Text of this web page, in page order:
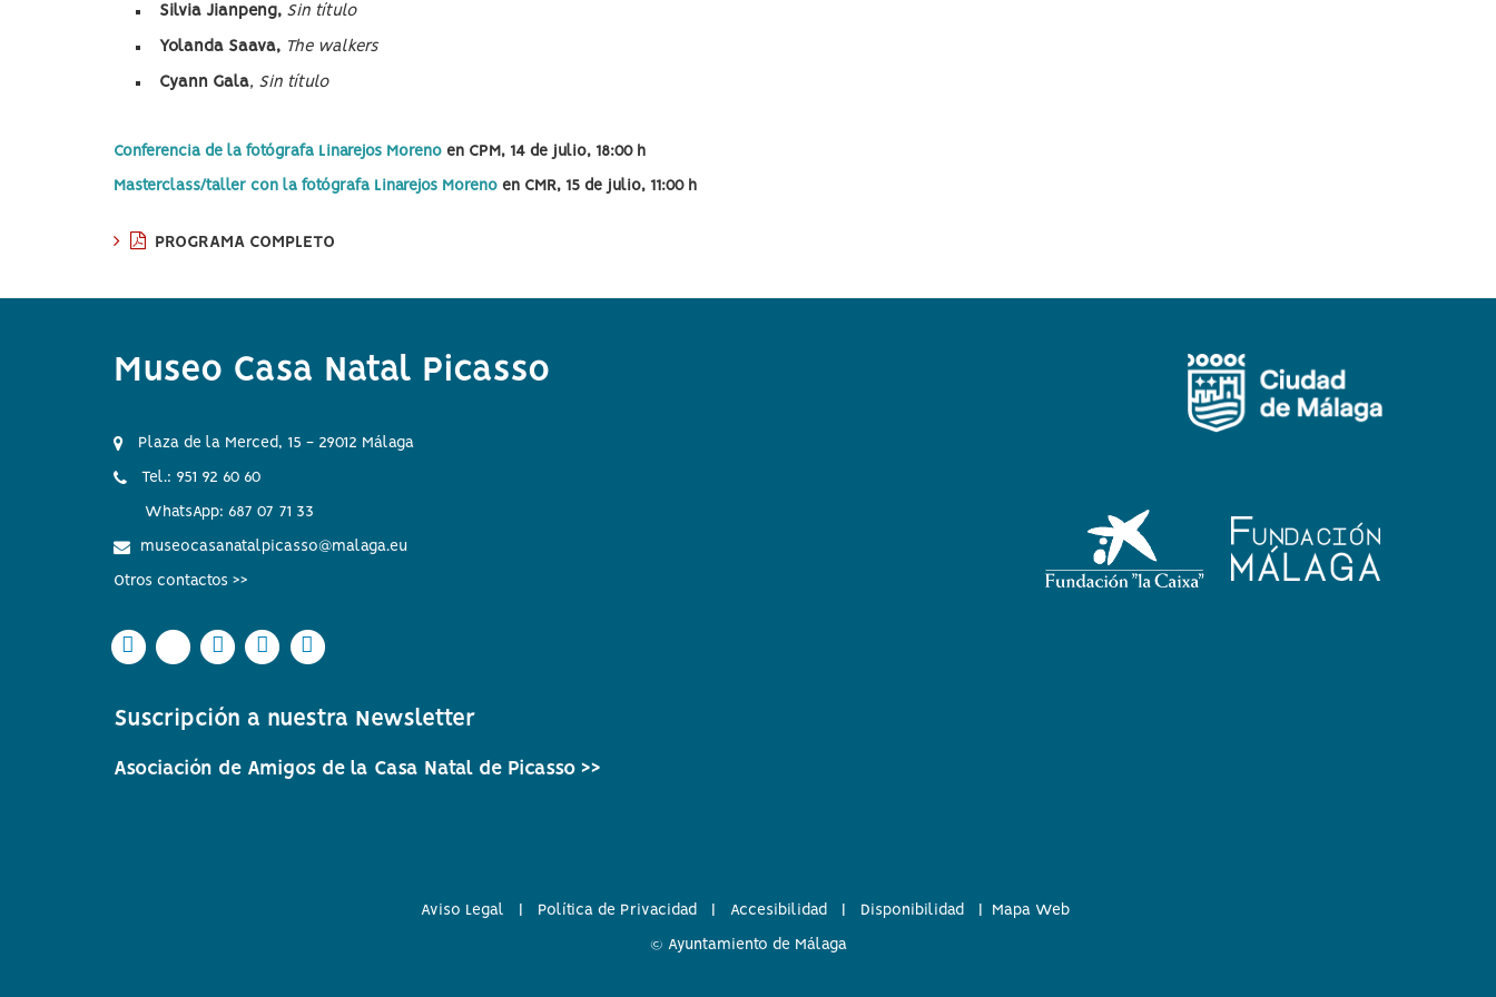
Silvia Jianpeng, Sin título
Yolanda Saava, The walkers
Cyann Gala, Sin título
Conferencia de la fotógrafa Linarejos Moreno en CPM, 14 de julio, 18:00 h
Masterclass/taller con la fotógrafa Linarejos Moreno en CMR, 15 de julio, 11:00 h
PROGRAMA COMPLETO
Museo Casa Natal Picasso
Plaza de la Merced, 15 - 29012 Málaga
Tel.: 951 92 60 60
WhatsApp: 687 07 71 33
museocasanatalpicasso@malaga.eu
Otros contactos >>
Icono
Icono
facebook
Icono
Icono
twitter
Icono
Icono
Instagram
Icono
Icono
Whatsapp
Icono
Icono
Youtube
Suscripción a nuestra Newsletter
Asociación de Amigos de la Casa Natal de Picasso >>
Aviso Legal Política de Privacidad Accesibilidad Disponibilidad Mapa Web
© Ayuntamiento de Málaga